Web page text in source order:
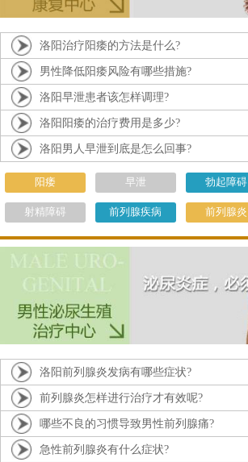
洛阳治疗阳痿的方法是什么?
男性降低阳痿风险有哪些措施?
洛阳早泄患者该怎样调理?
洛阳阳痿的治疗费用是多少?
洛阳男人早泄到底是怎么回事?
阳痿 早泄 勃起障碍
射精障碍 前列腺疾病 前列腺炎
洛阳前列腺炎发病有哪些症状?
前列腺炎怎样进行治疗才有效呢?
哪些不良的习惯导致男性前列腺痛?
急性前列腺炎有什么症状?